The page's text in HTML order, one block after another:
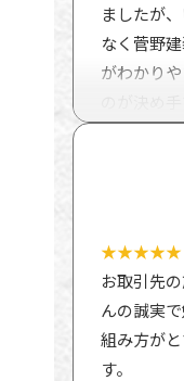
ましたが
なく菅野
がわかり
のが決め
先日メー
ため検査
していた
結果が出
い。
一時間弱
ニー、雨
きました
とても細
★★★★★
お取引先
んの誠実
組み方が
す。